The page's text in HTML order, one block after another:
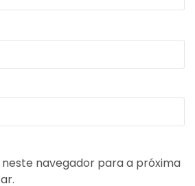
neste navegador para a próxima